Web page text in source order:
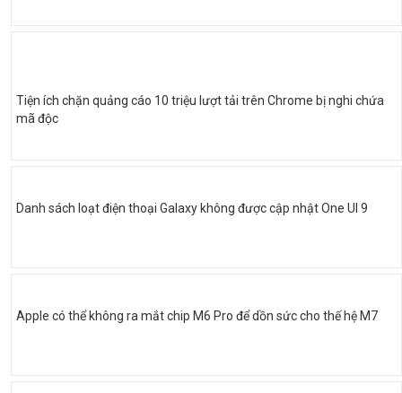
Tiện ích chặn quảng cáo 10 triệu lượt tải trên Chrome bị nghi chứa
mã độc
Danh sách loạt điện thoại Galaxy không được cập nhật One UI 9
Apple có thể không ra mắt chip M6 Pro để dồn sức cho thế hệ M7